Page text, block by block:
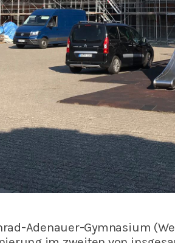
Adenauer-Gymnasium